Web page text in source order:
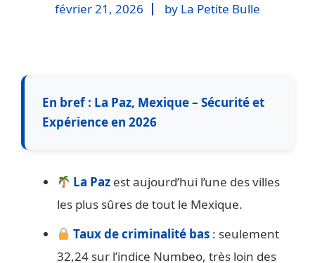
février 21, 2026 by La Petite Bulle
En bref : La Paz, Mexique – Sécurité et
Expérience en 2026
La Paz est aujourd’hui l’une des villes
les plus sûres de tout le Mexique.
Taux de criminalité bas : seulement
32,24 sur l’indice Numbeo, très loin des